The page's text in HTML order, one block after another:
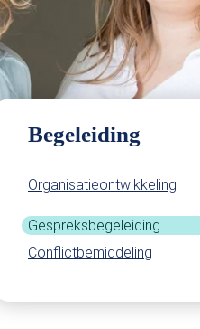
Begeleiding
Organisatieontwikkeling
Gespreksbegeleiding
Conflictbemiddeling